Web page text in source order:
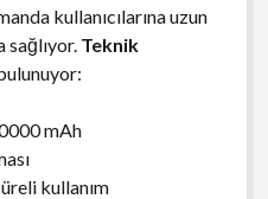
kullanıcılarına uzun
sağlıyor. Teknik
mAh
kullanım